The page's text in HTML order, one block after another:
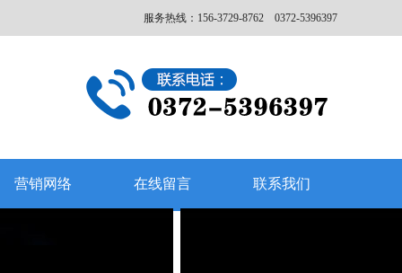
服务热线：156-3729-8762 0372-5396397
营销网络 在线留言 联系我们